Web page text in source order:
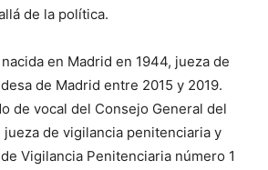
de la política.
en Madrid en 1944, jueza de
de Madrid entre 2015 y 2019.
de vocal del Consejo General del
jueza de vigilancia penitenciaria y
Vigilancia Penitenciaria número 1